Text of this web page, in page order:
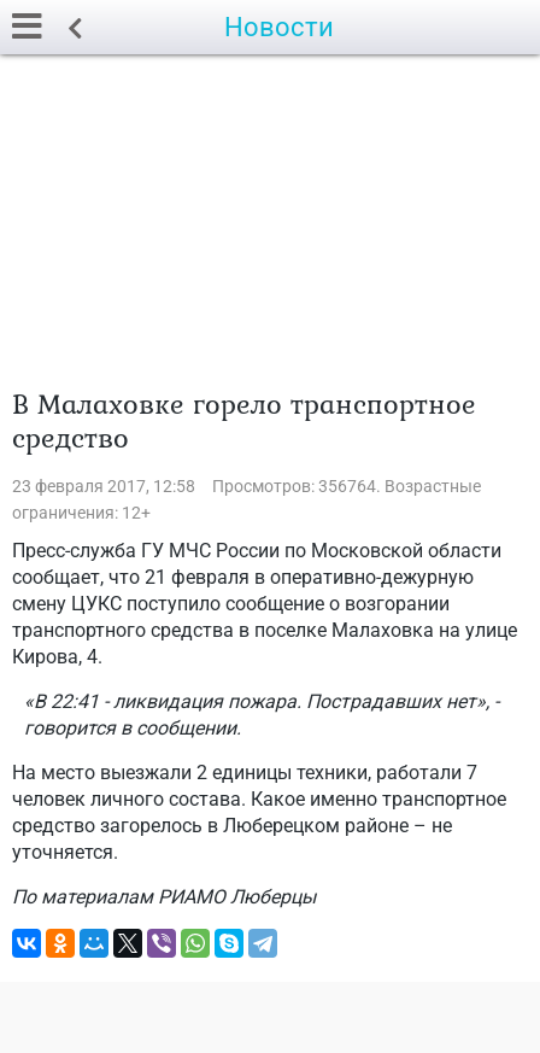
Новости
В Малаховке горело транспортное
средство
23 февраля 2017, 12:58
Просмотров: 356764. Возрастные
ограничения: 12+
Пресс-служба ГУ МЧС России по Московской области
сообщает, что 21 февраля в оперативно-дежурную
смену ЦУКС поступило сообщение о возгорании
транспортного средства в поселке Малаховка на улице
Кирова, 4.
«В 22:41 - ликвидация пожара. Пострадавших нет», -
говорится в сообщении.
На место выезжали 2 единицы техники, работали 7
человек личного состава. Какое именно транспортное
средство загорелось в Люберецком районе – не
уточняется.
По материалам РИАМО Люберцы